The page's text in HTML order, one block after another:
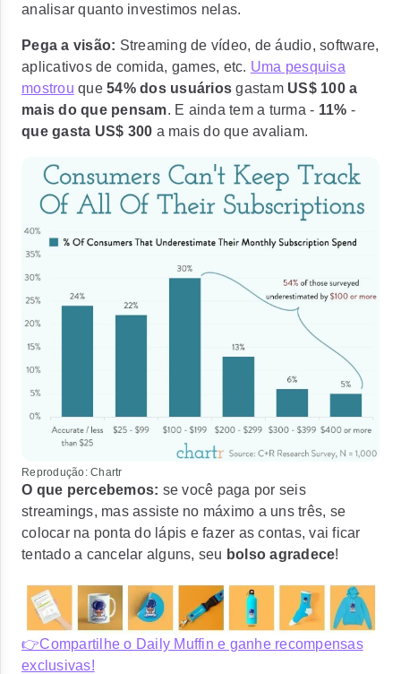
analisar quanto investimos nelas.
Pega a visão: Streaming de vídeo, de áudio, software,
aplicativos de comida, games, etc. Uma pesquisa
mostrou que 54% dos usuários gastam US$ 100 a
mais do que pensam. E ainda tem a turma - 11% -
que gasta US$ 300 a mais do que avaliam.
Reprodução: Chartr
O que percebemos: se você paga por seis
streamings, mas assiste no máximo a uns três, se
colocar na ponta do lápis e fazer as contas, vai ficar
tentado a cancelar alguns, seu bolso agradece!
👉Compartilhe o Daily Muffin e ganhe recompensas
exclusivas!